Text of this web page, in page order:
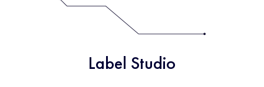
Label Studio